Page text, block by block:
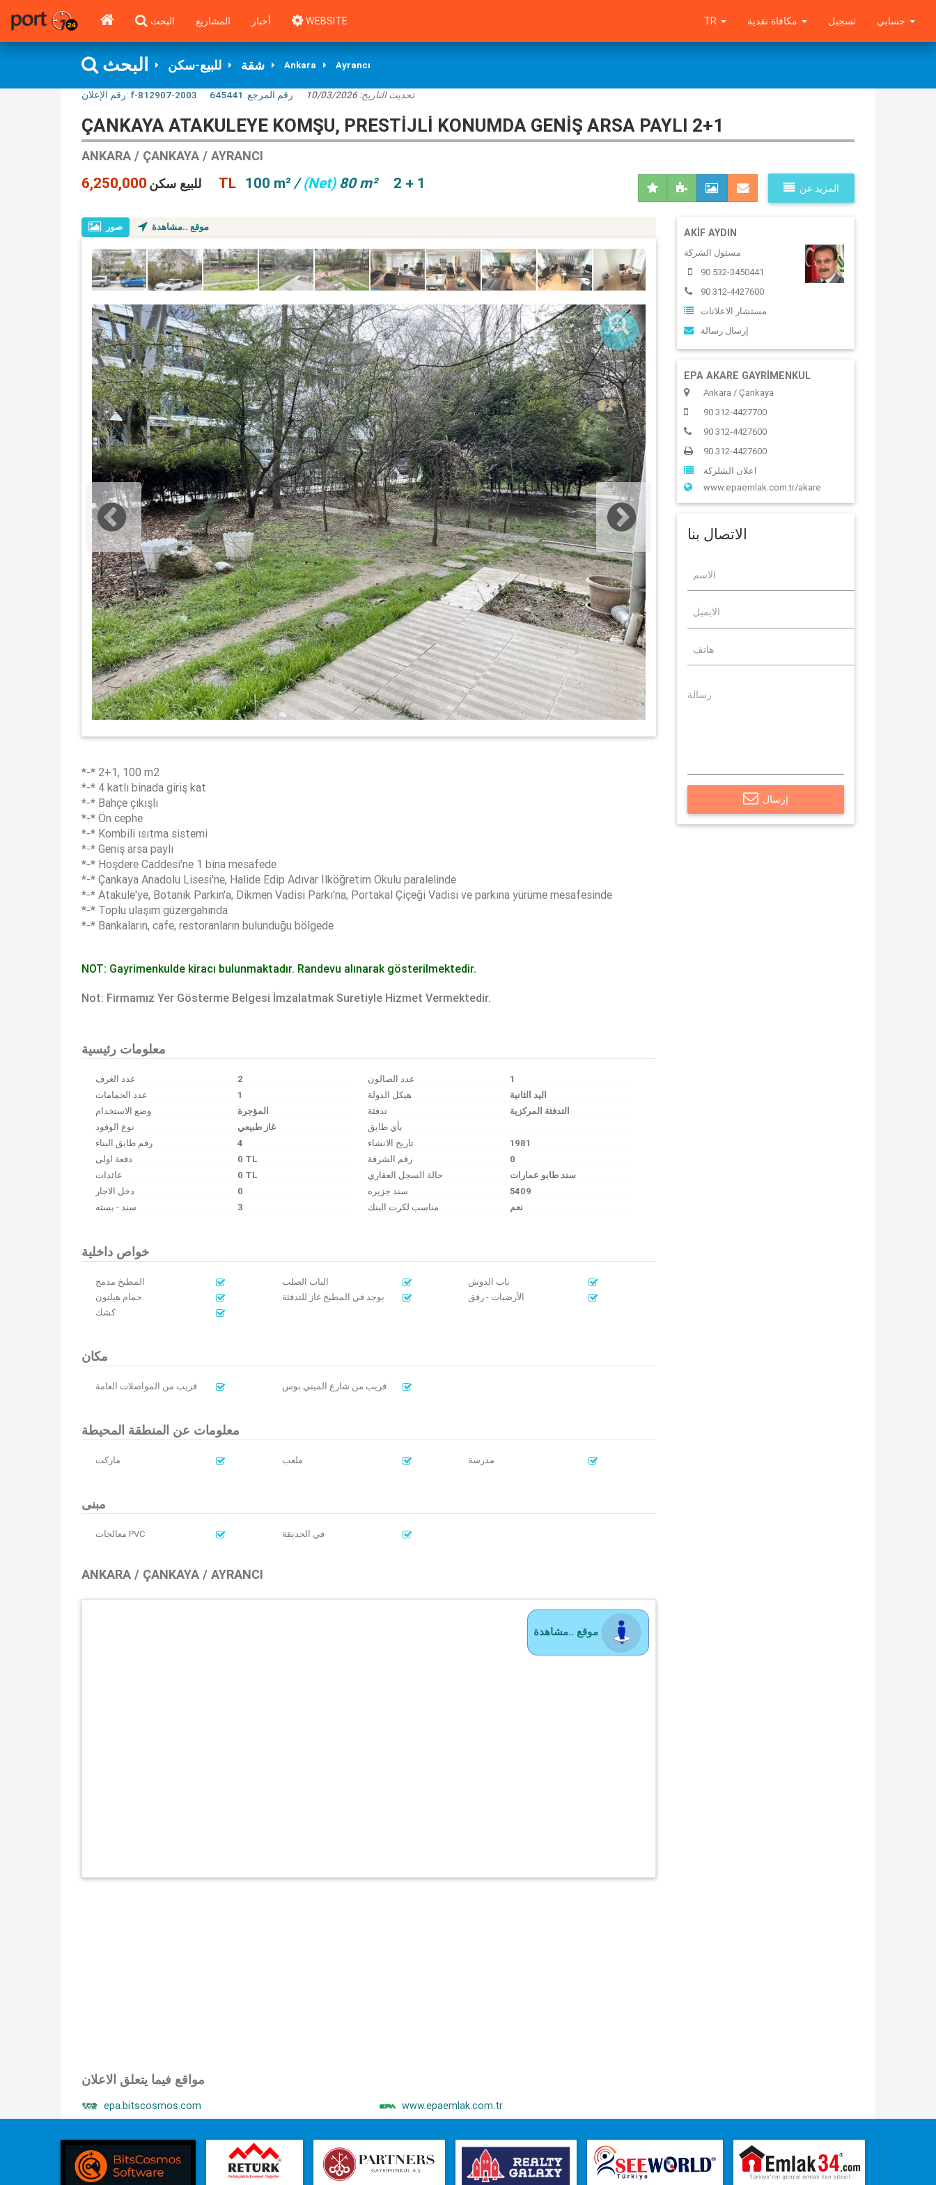
البحث المشاريع أخبار WEBSITE تسجيل TR
البحث للبيع-سكن شقة Ankara Ayrancı
رقم الإعلان: f-812907-2003 رقم المرجع: 645441 تحديث التاريخ: 10/03/2026
ÇANKAYA ATAKULEYE KOMŞU, PRESTIJLI KONUMDA GENIŞ ARSA PAYLI 2+1
ANKARA / ÇANKAYA / AYRANCI
للبيع سكن
6,250,000 TL 100 m²/(Net)80 m² 2 + 1 المزيد عن
صور موقع ..مشاهدة
*-* 2+1, 100 m2
*-* 4 katlı binada giriş kat
*-* Bahçe çıkışlı
*-* Ön cephe
*-* Kombili ısıtma sistemi
*-* Geniş arsa paylı
*-* Hoşdere Caddesi'ne 1 bina mesafede
*-* Çankaya Anadolu Lisesi'ne, Halide Edip Adıvar İlköğretim Okulu paralelinde
*-* Atakule'ye, Botanik Parkın'a, Dikmen Vadisi Parkı'na, Portakal Çiçeği Vadisi ve parkına yürüme mesafesinde
*-* Toplu ulaşım güzergahında
*-* Bankaların, cafe, restoranların bulunduğu bölgede
NOT: Gayrimenkulde kiracı bulunmaktadır. Randevu alınarak gösterilmektedir.
Not: Firmamız Yer Gösterme Belgesi İmzalatmak Suretiyle Hizmet Vermektedir.
معلومات رئيسية
عدد الغرف 2 عدد الصالون
1
عدد الحمامات
1 هيكل الدولة
اليد الثانية
وضع الاستخدام
المؤجرة تدفئة
التدفئة المركزية
نوع الوقود
غاز طبيعي
بأي طابق
رقم طابق البناء
4 تاريخ الانشاء
1981
دفعة اولى
0 TL رقم الشرفة
0
عائدات
0 TL حالة السجل العقاري
سند طابو عمارات
دخل الاجار
0 سند جزیره
5409
سند - بسته
3 مناسب لكرت البنك نعم
خواص داخلية
المطبخ مدمج الباب الصلب
باب الدوش
حمام هيلتون
يوجد في المطبخ غاز للتدفئة
الأرضيات - رقق
كشك
مكان
قريب من المواصلات العامة قريب من شارع الميني بوس
معلومات عن المنطقة المحيطة
ماركت ملعب مدرسة
مبنى
معالجات PVC في الحديقة
ANKARA / ÇANKAYA / AYRANCI
مواقع فيما يتعلق الاعلان
epa.bitscosmos.com www.epaemlak.com.tr
AKIF AYDIN
مسئول الشركة
90 532-3450441
90 312-4427600
مستشار الاعلانات
إرسال رسالة
EPA AKARE GAYRİMENKUL
Ankara / Çankaya
90 312-4427700
90 312-4427600
90 312-4427600
اعلان الشلركة
www.epaemlak.com.tr/akare
الاتصال بنا
إرسال